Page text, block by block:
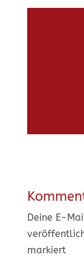
Deine E-
markiert